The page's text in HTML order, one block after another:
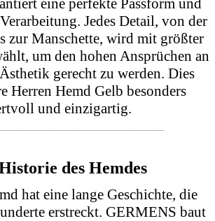
der GERMENS Hemden findet in
traditionelle Druckverfahren mit
kombiniert werden. Die
der Stoffe sorgt für eine
Haptik und Langlebigkeit.
bestehen aus 100% Baumwolle,
gewebt, bedruckt und veredelt
Qualität zu gewährleisten.
Verarbeitung fühlen sich
Herren das ganze Jahr über
an, egal ob es im Winter kalt
im Sommer heiß ist.